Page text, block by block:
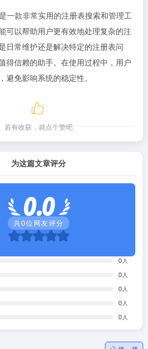
一款非常实用的注册表搜索和管理工
可以帮助用户更有效地处理复杂的注
日常维护还是解决特定的注册表问
得信赖的助手。在使用过程中，用户
避免影响系统的稳定性。
若有收获，就点个赞吧
为这篇文章评分
0.0
共0位网友评分
0 人
0 人
0 人
0 人
0 人